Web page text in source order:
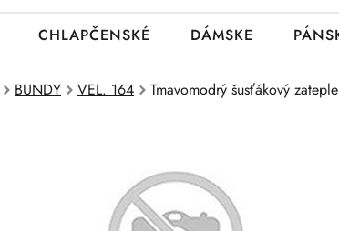
CHLAPČENSKÉ DÁMSKE
BUNDY VEL. 164 Tmavomodrý šusťákový